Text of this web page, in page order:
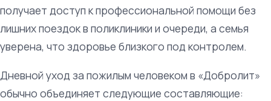
получает доступ к профессиональной помощи без
лишних поездок в поликлиники и очереди, а семья
уверена, что здоровье близкого под контролем.
Дневной уход за пожилым человеком в «Добролит»
обычно объединяет следующие составляющие: